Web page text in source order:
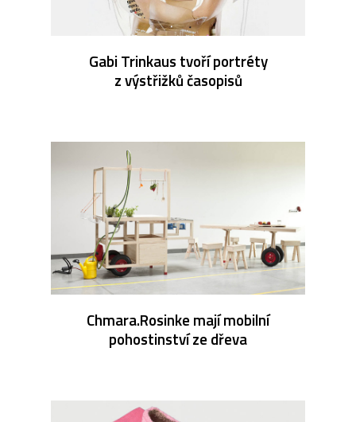
Gabi Trinkaus tvoří portréty
z výstřižků časopisů
Chmara.Rosinke mají mobilní
pohostinství ze dřeva